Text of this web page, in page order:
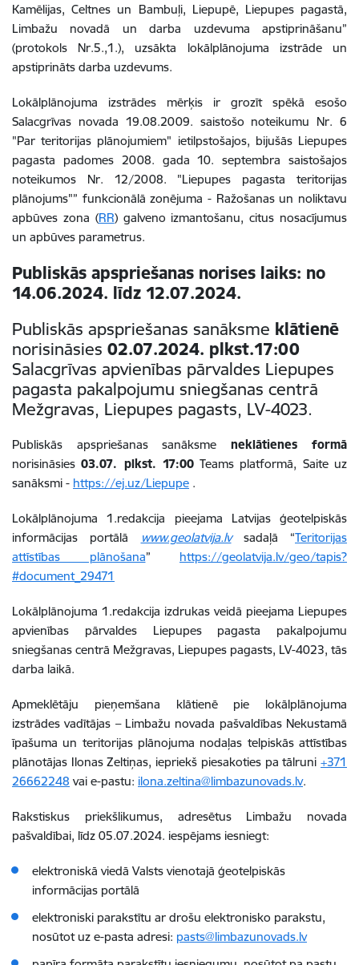
Kamēlijas, Celtnes un Bambuļi, Liepupē, Liepupes pagastā,
Limbažu novadā un darba uzdevuma apstiprināšanu”
(protokols Nr.5.,1.), uzsākta lokālplānojuma izstrāde un
apstiprināts darba uzdevums.
Lokālplānojuma izstrādes mērķis ir grozīt spēkā esošo
Salacgrīvas novada 19.08.2009. saistošo noteikumu Nr. 6
"Par teritorijas plānojumiem" ietilpstošajos, bijušās Liepupes
pagasta padomes 2008. gada 10. septembra saistošajos
noteikumos Nr. 12/2008. "Liepupes pagasta teritorijas
plānojums"” funkcionālā zonējuma - Ražošanas un noliktavu
apbūves zona (RR) galveno izmantošanu, citus nosacījumus
un apbūves parametrus.
Publiskās apspriešanas norises laiks: no
14.06.2024. līdz 12.07.2024.
Publiskās apspriešanas sanāksme klātienē
norisināsies 02.07.2024. plkst.17:00
Salacgrīvas apvienības pārvaldes Liepupes
pagasta pakalpojumu sniegšanas centrā
Mežgravas, Liepupes pagasts, LV-4023.
Publiskās apspriešanas sanāksme neklātienes formā
norisināsies03.07. plkst. 17:00Teams platformā, Saite uz
sanāksmi - https://ej.uz/Liepupe .
Lokālplānojuma 1.redakcija pieejama Latvijas ģeotelpiskās
informācijas portālā
www.geolatvija.lv sadaļā “Teritorijas
attīstības plānošana” https://geolatvija.lv/geo/tapis?
#document_29471
Lokālplānojuma 1.redakcija izdrukas veidā pieejama Liepupes
apvienības pārvaldes Liepupes pagasta pakalpojumu
sniegšanas centrā Mežgravas, Liepupes pagasts, LV-4023, tās
darba laikā.
Apmeklētāju pieņemšana klātienē pie lokālplānojuma
izstrādes vadītājas – Limbažu novada pašvaldības Nekustamā
īpašuma un teritorijas plānojuma nodaļas telpiskās attīstības
plānotājas Ilonas Zeltiņas, iepriekš piesakoties pa tālruni +371
26662248 vai e-pastu: ilona.zeltina@limbazunovads.lv.
Rakstiskus priekšlikumus, adresētus Limbažu novada
pašvaldībai, līdz 05.07.2024. iespējams iesniegt:
elektroniskā viedā Valsts vienotajā ģeotelpiskās
informācijas portālā
elektroniski parakstītu ar drošu elektronisko parakstu,
nosūtot uz e-pasta adresi: pasts@limbazunovads.lv